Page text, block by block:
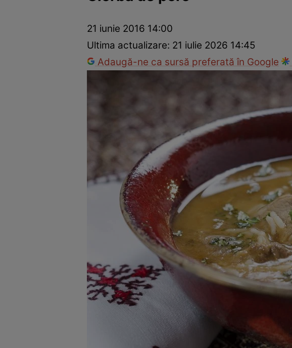
Mâncăruri rapideRețete cu legume
21 iunie 2016 14:00
Ultima actualizare: 21 iulie 2026 14:45
Adaugă-ne ca sursă preferată în Google